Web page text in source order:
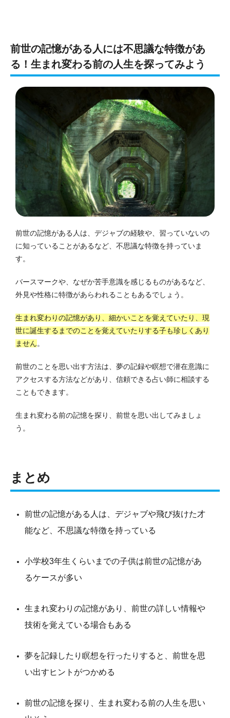
前世の記憶がある人には不思議な特徴があ
る！生まれ変わる前の人生を探ってみよう
前世の記憶がある人は、デジャブの経験や、習っていないの
に知っていることがあるなど、不思議な特徴を持っていま
す。
バースマークや、なぜか苦手意識を感じるものがあるなど、
外見や性格に特徴があらわれることもあるでしょう。
生まれ変わりの記憶があり、細かいことを覚えていたり、現
世に誕生するまでのことを覚えていたりする子も珍しくあり
ません。
前世のことを思い出す方法は、夢の記録や瞑想で潜在意識に
アクセスする方法などがあり、信頼できる占い師に相談する
こともできます。
生まれ変わる前の記憶を探り、前世を思い出してみましょ
う。
まとめ
前世の記憶がある人は、デジャブや飛び抜けた才
能など、不思議な特徴を持っている
小学校3年生くらいまでの子供は前世の記憶があ
るケースが多い
生まれ変わりの記憶があり、前世の詳しい情報や
技術を覚えている場合もある
夢を記録したり瞑想を行ったりすると、前世を思
い出すヒントがつかめる
前世の記憶を探り、生まれ変わる前の人生を思い